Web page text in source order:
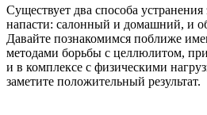
Существует два способа
напасти: салонный и домашний, и
Давайте познакомимся поближе
методами борьбы с целлюлитом,
и в комплексе с физическими
заметите положительный результат.